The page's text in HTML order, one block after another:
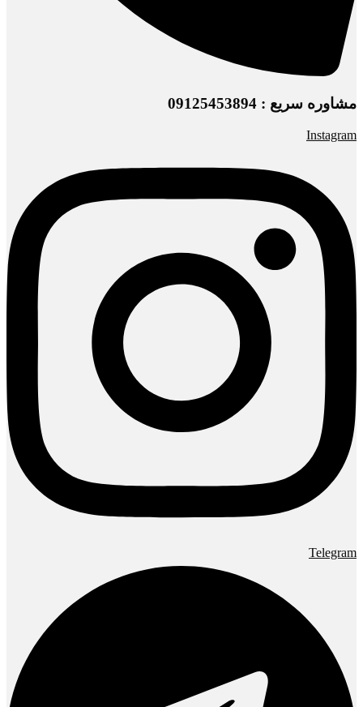
مشاوره سریع : 09125453894
Instagram
Telegram